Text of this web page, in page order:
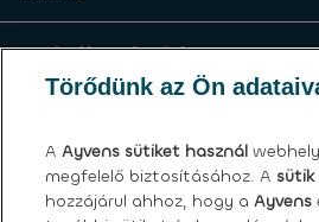
Szolgáltatásaink
Általános felhasználási
Törődünk az Ön
AAyvens sütiket használ
megfelelő biztosításához. A
hozzájárul ahhoz, hogy aAyvens